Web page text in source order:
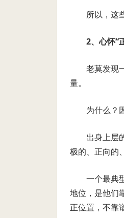
所以，这
2、心怀“
老莫发现
量。
为什么？
出身上层
极的、正向的
一个最典
地位，是他们
正位置，不靠